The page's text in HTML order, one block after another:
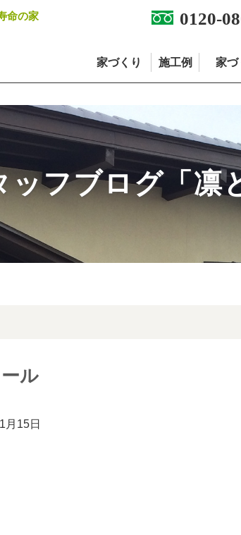
命の家 0120-
家づくり 施工例 家づ
ッフブログ「凛
ル
月15日